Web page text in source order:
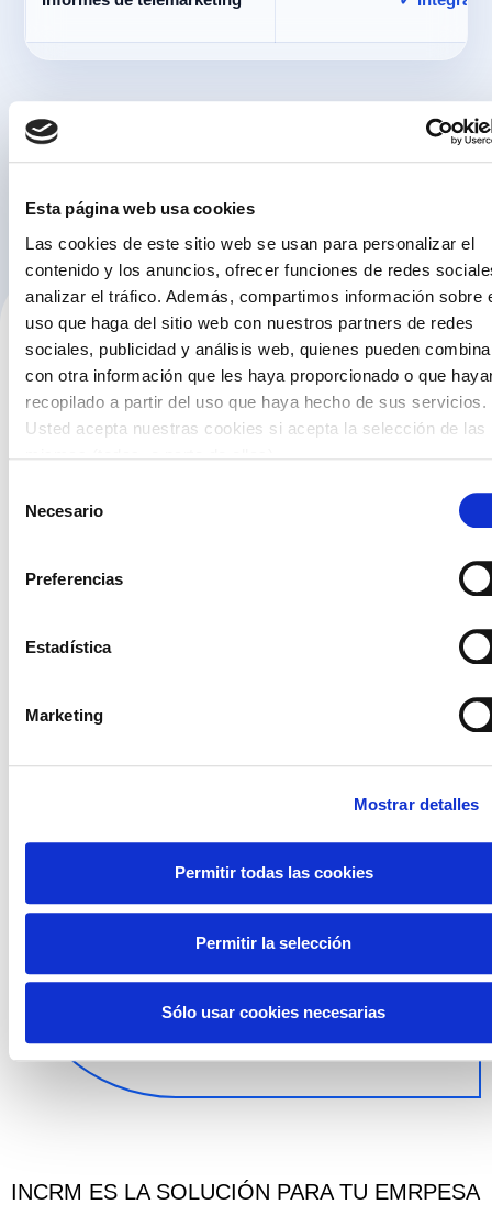
Esta página web usa cookies
Las cookies de este sitio web se usan para personalizar el
contenido y los anuncios, ofrecer funciones de redes
analizar el tráfico. Además, compartimos información sobre
uso que haga del sitio web con nuestros partners de redes
sociales, publicidad y análisis web, quienes pueden
con otra información que les haya proporcionado o que
recopilado a partir del uso que haya hecho de sus servicios.
Usted acepta nuestras cookies si acepta la selección de las
Necesario
Preferencias
Estadística
Marketing
Mostrar detalles
Permitir todas las cookies
Permitir la selección
Sólo usar cookies necesarias
Solicita una demo
Solicita una demo
Solicita una demo
INCRM ES LA SOLUCIÓN PARA TU EMRPESA